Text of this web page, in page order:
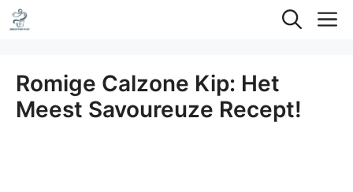
Ga
naar
inhoud
Romige Calzone Kip: Het
Meest Savoureuze Recept!